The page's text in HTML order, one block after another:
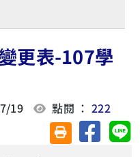
更表-107學
19 點閱 ：222
友善列印(另開視
分享至